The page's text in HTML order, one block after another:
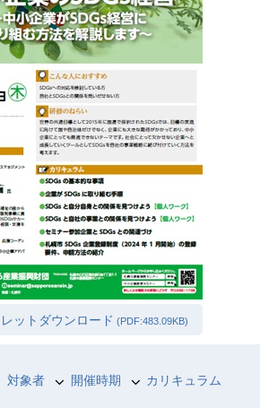
レットダウンロード(PDF:483.09KB)
対象者 開催時期
カリキュラム